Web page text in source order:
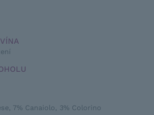
7% Canaiolo, 3% Colorino